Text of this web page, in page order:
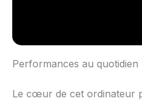
Performances au
Le cœur de cet ordinateur